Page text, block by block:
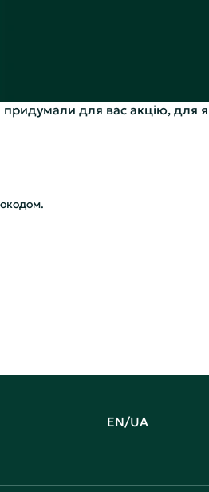
для вас акцію, для
EN/UA